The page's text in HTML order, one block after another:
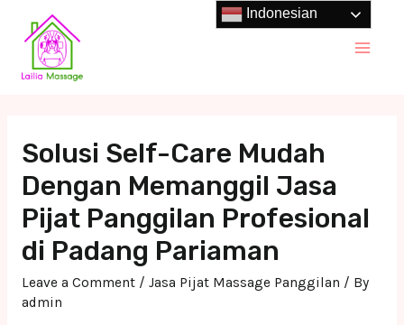
content
Solusi Self-Care Mudah
Dengan Memanggil Jasa
Pijat Panggilan Profesional
di Padang Pariaman
Leave a Comment / Jasa Pijat Massage Panggilan / By
admin
Indonesian